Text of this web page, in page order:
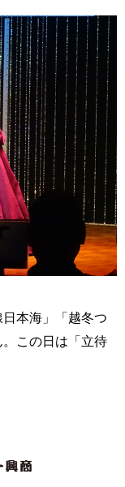
本海」「越冬つ
この日は「立待